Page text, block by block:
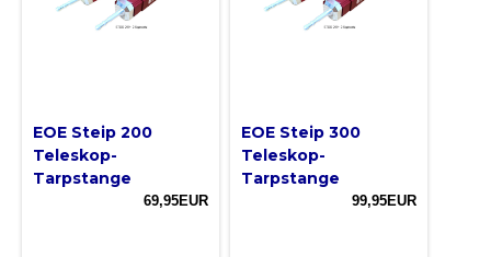
EOE Steip 200
Teleskop-
Tarpstange
69,95EUR
EOE Steip 300
Teleskop-
Tarpstange
99,95EUR